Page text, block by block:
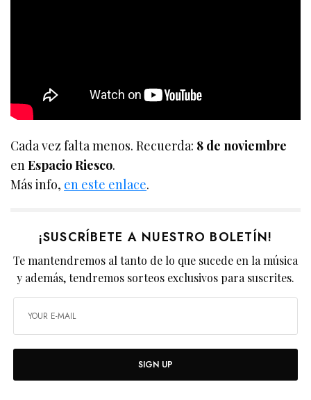
Cada vez falta menos. Recuerda: 8 de noviembre
enEspacio Riesco.
Más info, en este enlace.
¡SUSCRÍBETE A NUESTRO BOLETÍN!
Te mantendremos al tanto de lo que sucede en la música
y además, tendremos sorteos exclusivos para suscrites.
SIGN UP